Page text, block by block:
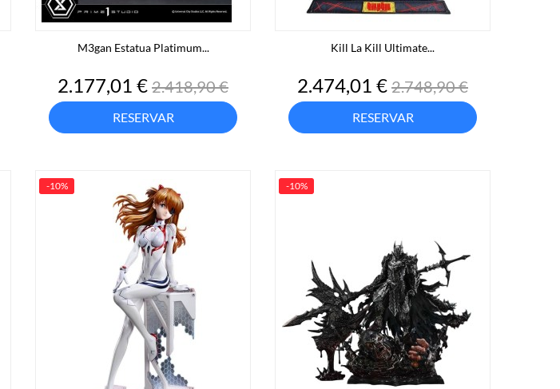
M3gan Estatua Platimum...
Precio
2.177,01 €Precio
base
2.418,90 €
RESERVAR
Kill La Kill Ultimate...
Precio
2.474,01 €Precio
base
2.748,90 €
RESERVAR
-10% -10%